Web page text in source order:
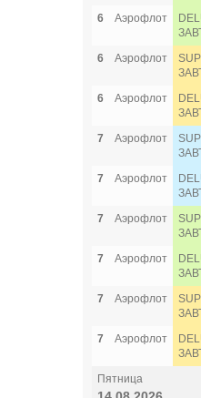
6
Аэрофлот
6
Аэрофлот
6
Аэрофлот
7
Аэрофлот
7
Аэрофлот
7
Аэрофлот
7
Аэрофлот
7
Аэрофлот
7
Аэрофлот
Пятница